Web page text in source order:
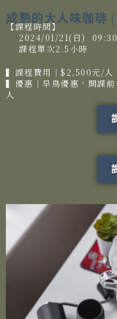
成熟的大人味珈琲
【課程時間】
2024/01/21(日)
課程單次2.5小時
▍課程費用│$2,500元/人
▍優惠│早鳥優惠，開課前
人